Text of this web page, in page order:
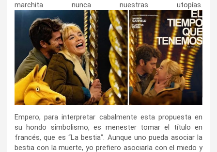
marchita nunca nuestras utopías.
Empero, para interpretar cabalmente esta propuesta en
su hondo simbolismo, es menester tomar el título en
francés, que es “La bestia”. Aunque uno pueda asociar la
bestia con la muerte, yo prefiero asociarla con el miedo y